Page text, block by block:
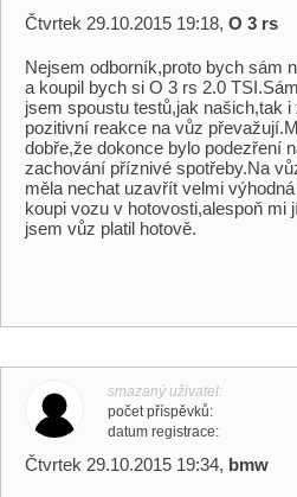
Čtvrtek 29.10.2015 19:18, O 3 rs
Nejsem odborník,proto bych sám
a koupil bych si O 3 rs 2.0
jsem spoustu testů,jak našich,tak
pozitivní reakce na vůz
dobře,že dokonce bylo podezření
zachování příznivé spotřeby.Na
měla nechat uzavřít velmi
koupi vozu v hotovosti,alespoň mi
jsem vůz platil hotově.
smazaný uživatel
počet příspěvků
datum registrace
Čtvrtek 29.10.2015 19:34, bmw